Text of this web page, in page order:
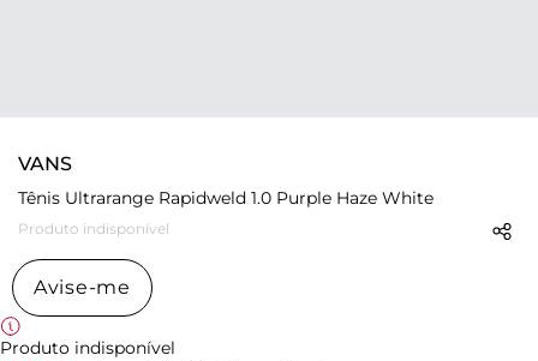
VANS
Tênis Ultrarange Rapidweld 1.0 Purple Haze White
Produto indisponível
Avise-me
Produto indisponível